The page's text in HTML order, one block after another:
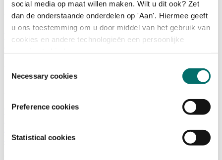
social media op maat willen maken. Wilt u dit ook? Zet
dan de onderstaande onderdelen op 'Aan'. Hiermee geeft
u ons toestemming om u door middel van het gebruik van
cookies en andere technologieën een persoonlijke
Necessary cookies
Preference cookies
Statistical cookies
Programma
Terugblik
Activiteiten
Exposantenlijst
Programma
Tickets
Veelgestelde Vragen